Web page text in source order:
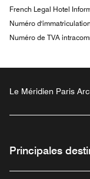
French Legal Hotel
Numéro
Numéro de TVA
Le Méridien Paris
Principales